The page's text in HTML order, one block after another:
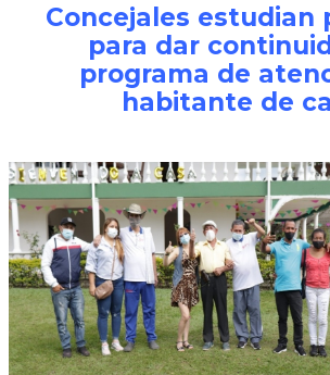
Concejales estudian
para dar
programa de
habitante de